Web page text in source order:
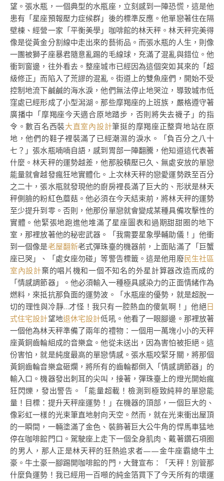
望。張水瓶，一個典型的水瓶座，立刻感到一陣恐慌，這是他
患有「星座預報壓力症候群」後的標準反應。他單戀著住在隔
壁棟、經營一家「平衡美學」咖啡館的林天秤。林天秤完美得
像是從黃金分割線中走出來的藝術品。而張水瓶的人生，則像
一團被獅子座暴君隨意亂踢的毛線球，充滿了混亂與錯位。他
衝到窗邊，往外看去。整座城市已經因為這個突如其來的「超
級修正」而陷入了荒謬的混亂。街道上的雙魚座們，開始不受
控制地流下鹹鹹的海水淚，他們無法停止地哭泣，導致城市低
窪處已經形成了小型潟湖。那些摩羯座的上班族，嚴格遵守著
廣播中「摩羯座今天適合原地踏步，否則將失去襪子」的指
令。數百名西裝大直室內設計筆挺的摩羯座正整齊地站在原
地，他們的鞋子裡裝滿了已經潮濕的淚水。「負百分之八十
七？」張水瓶喃喃自語，感到胃部一陣翻騰，他知道這代表著
什麼。林天秤的運勢越差，他那股積壓已久、無處安放的單戀
能量就會越發瘋狂地實體化。上次林天秤的戀愛運勢跌至百分
之二十，張水瓶就發現他的廚房裡長滿了巨大的、形狀是林天
秤側臉的粉紅色蘑菇。他必須在今天結束前，將林天秤的運勢
至少提升到零。否則，他那份單戀就會變成某種具備攻擊性的
實體。他緊張地跑進他堆滿了星座圖表和過期甜甜圈的地下
室，那裡放著他的秘密武器。「我需要星象學輔助儀！」他衝
到一個像是老屋翻新老式彈珠臺的機器前，上面貼滿了「巨蟹
座已哭」、「處女座勿碰」等警告標籤。這是他用廢民生社區
室內設計棄的唱片機和一個不知名的外星計算器改造而成的
「情感調節器」。他必須輸入一種極具感染力的正面情緒作為
燃料，來抵抗那負面的運勢波。「水瓶座的優勢，就是超脫一
切的理性與冷靜…才怪！我只有一腔熱血的傻氣啊！」他絕日
式住宅設計望地退休宅設計低吼。他看了一眼腳邊。那裡放著
一個他為林天秤準備了兩年的禮物：一個用一萬塊小小的天秤
座黃銅齒輪組成的音樂盒。他從未送出，因為害怕被拒絕。這
份害怕，就是純度最高的單戀情感。張水瓶咬緊牙關，將那個
黃銅齒輪音樂盒砸爛，將所有的齒輪都倒入「情感調節器」的
輸入口。機器發出刺耳的尖叫，接著，彈珠臺上的燈光開始瘋
狂閃爍，發出警告。「能量超載！檢測到極致純粹的單戀能
量！目標：提升天秤座運勢！」在機器的頂部，一個巨大的、
像彩虹一樣的光束筆直地射向天空。然而，就在光束衝出屋頂
的一瞬間，一輛塗滿了金色、裝飾著巨大公牛角的悍馬車猛地
停在咖啡館門口。駕駛座上走下一個全身肌肉、戴著鑽石項圈
的男人，那人正是林天秤的狂熱追求者——金牛座霸總牛土
豪。牛土豪一腳踢開咖啡館的門，大聲宣布：「天秤！別管那
什麼負運勢！我已經用一百噸的純金箔買下了今天所有的壞運